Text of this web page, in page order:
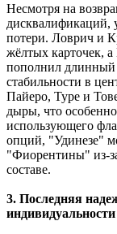
Несмотря на
дисквалификаций,
потери. Ловрич и
жёлтых карточек,
пополнил длинный
стабильности в
Пайеро, Туре и
дыры, что
использующего
опций, "Удинезе"
"Фиорентины" из-
составе.
3. Последняя
индивидуальности